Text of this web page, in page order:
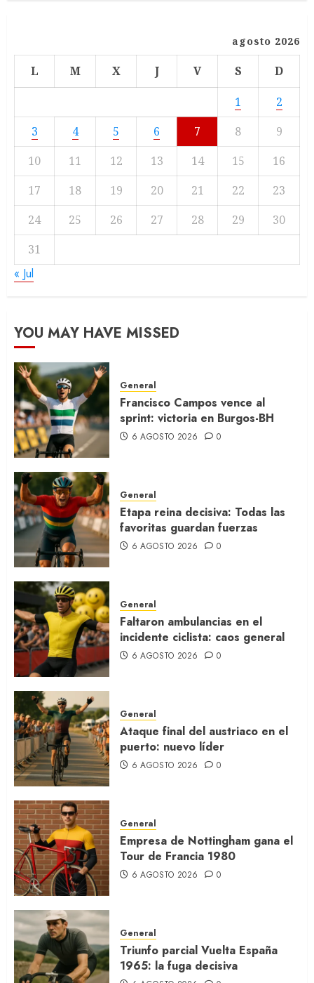
agosto 2026
L M X J V S
D
1
2
3
4 5 6 7 8
9
10
11 12 13 14 15
16
17
18 19 20 21 22
23
24
25 26 27 28 29
30
31
« Jul
YOU MAY HAVE MISSED
General
Francisco Campos vence al
sprint: victoria en Burgos-BH
6 AGOSTO 2026 0
General
Etapa reina decisiva: Todas las
favoritas guardan fuerzas
6 AGOSTO 2026 0
General
Faltaron ambulancias en el
incidente ciclista: caos general
6 AGOSTO 2026 0
General
Ataque final del austriaco en el
puerto: nuevo líder
6 AGOSTO 2026 0
General
Empresa de Nottingham gana el
Tour de Francia 1980
6 AGOSTO 2026 0
General
Triunfo parcial Vuelta España
1965: la fuga decisiva